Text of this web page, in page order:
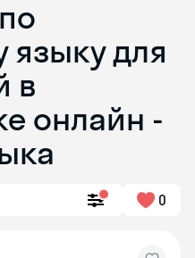
языку для
в
онлайн -
0